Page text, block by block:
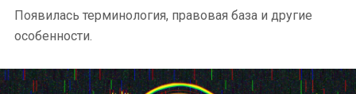
Появилась терминология, правовая база и другие
особенности.